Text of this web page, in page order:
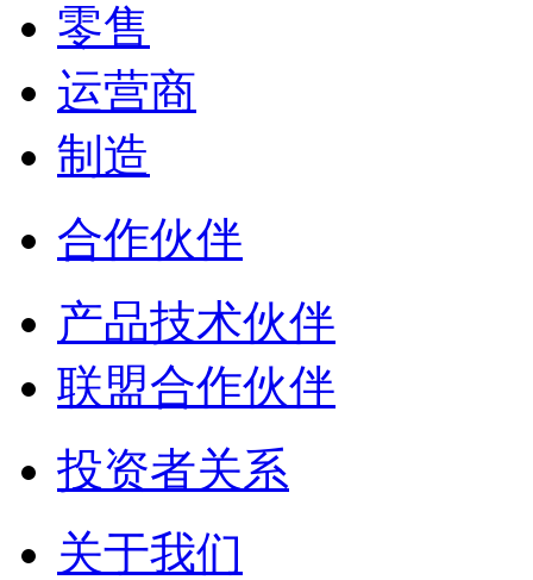
零售
运营商
制造
合作伙伴
产品技术伙伴
联盟合作伙伴
投资者关系
关于我们